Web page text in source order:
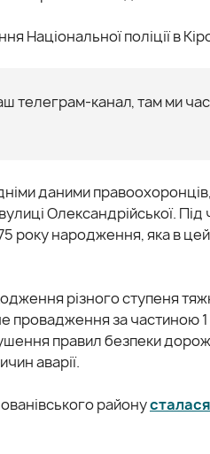
Національної поліції в
телеграм-канал, там ми
даними
Олександрійської.
року народження, яка в
різного ступеня
провадження за частиною
правил безпеки
аварії.
району